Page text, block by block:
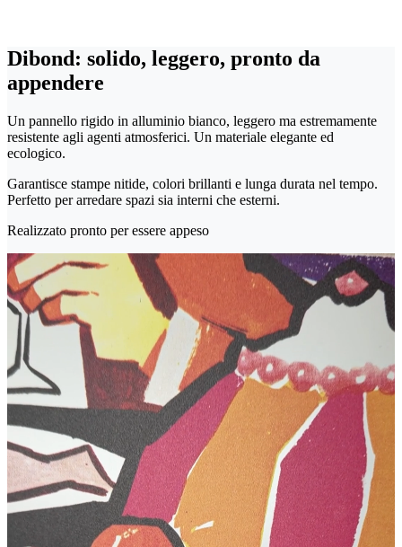
Dibond: solido, leggero, pronto da
appendere
Un pannello rigido in alluminio bianco, leggero ma estremamente
resistente agli agenti atmosferici. Un materiale elegante ed
ecologico.
Garantisce stampe nitide, colori brillanti e lunga durata nel tempo.
Perfetto per arredare spazi sia interni che esterni.
Realizzato pronto per essere appeso